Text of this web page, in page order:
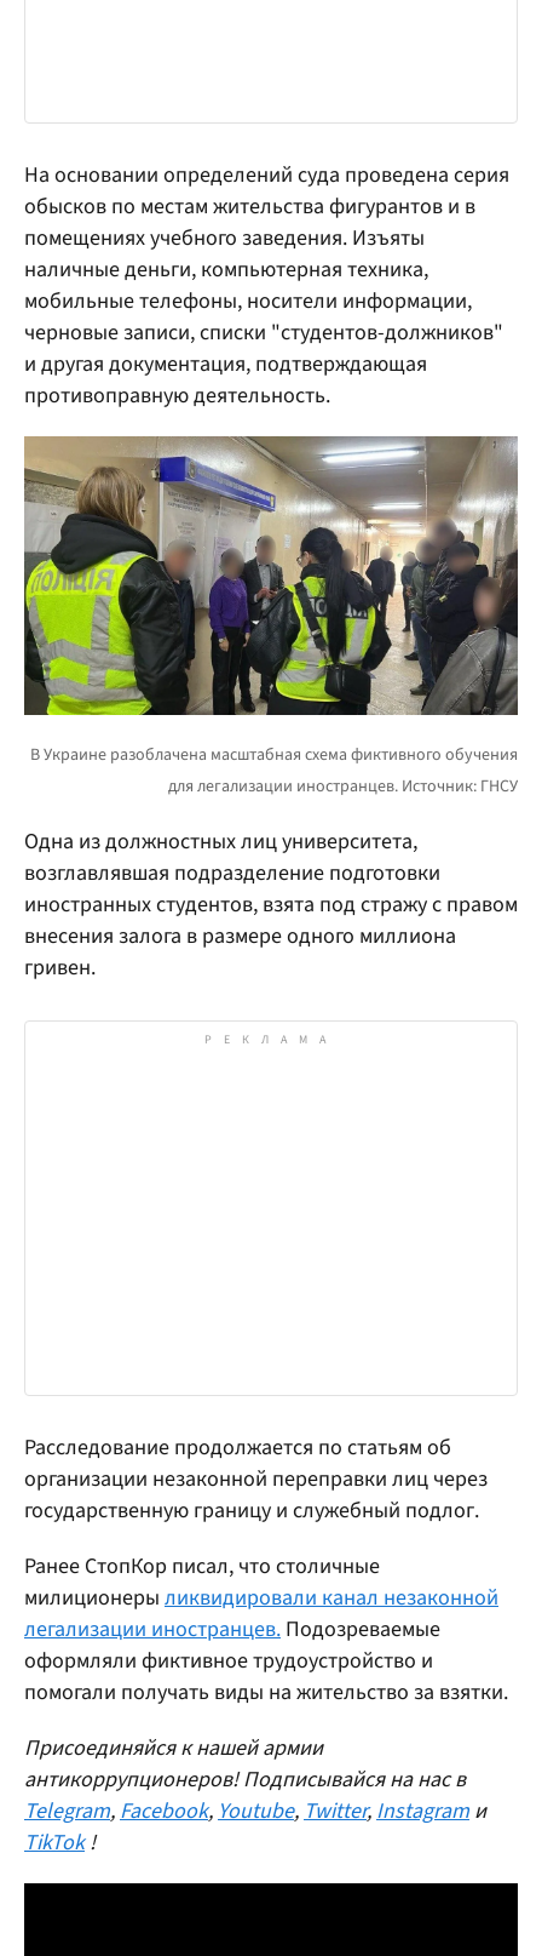
На основании определений суда проведена серия
обысков по местам жительства фигурантов и в
помещениях учебного заведения. Изъяты
наличные деньги, компьютерная техника,
мобильные телефоны, носители информации,
черновые записи, списки "студентов-должников"
и другая документация, подтверждающая
противоправную деятельность.
Одна из должностных лиц университета,
возглавлявшая подразделение подготовки
иностранных студентов, взята под стражу с правом
внесения залога в размере одного миллиона
гривен.
Расследование продолжается по статьям об
организации незаконной переправки лиц через
государственную границу и служебный подлог.
Ранее СтопКор писал, что столичные
милиционеры ликвидировали канал незаконной
легализации иностранцев. Подозреваемые
оформляли фиктивное трудоустройство и
помогали получать виды на жительство за взятки.
Присоединяйся к нашей армии
антикоррупционеров! Подписывайся на нас в
Telegram, Facebook, Youtube, Twitter, Instagram и
TikTok!